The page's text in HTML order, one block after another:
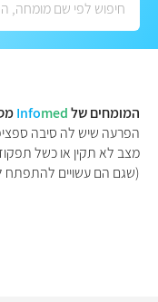
המומחים של Infomed
הפרעה שיש לה סיבה
מצב לא תקין או כשל
(שגם הם עשויים